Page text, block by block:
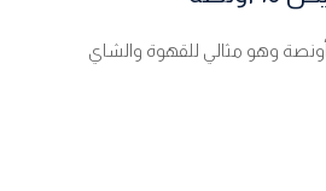
كوب قهوة خفيف الوزن 10 أونصة وهو مثالي للقهوة والشاي